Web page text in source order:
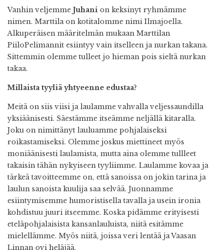
Vanhin veljemme Juhani on keksinyt ryhmämme
nimen. Marttila on kotitalomme nimi Ilmajoella.
Alkuperäisen määritelmän mukaan Marttilan
PiiloPelimannit esiintyy vain itselleen ja nurkan takana.
Sittemmin olemme tulleet jo hieman pois sieltä nurkan
takaa.
Millaista tyyliä yhtyeenne edustaa?
Meitä on siis viisi ja laulamme vahvalla veljessaundilla
yksiäänisesti. Säestämme itseämme neljällä kitaralla.
Joku on nimittänyt lauluamme pohjalaiseksi
roikastamiseksi. Olemme joskus miettineet myös
moniäänisesti laulamista, mutta aina olemme tullleet
takaisin tähän nykyiseen tyyliimme. Laulamme kovaa ja
tärkeä tavoitteemme on, että sanoissa on jokin tarina ja
laulun sanoista kuulija saa selvää. Juonnamme
esiintymisemme humoristisella tavalla ja usein ironia
kohdistuu juuri itseemme. Koska pidämme erityisesti
eteläpohjalaisista kansanlauluista, niitä esitämme
mielellämme. Myös niitä, joissa veri lentää ja Vaasan
Linnan ovi heläjää.